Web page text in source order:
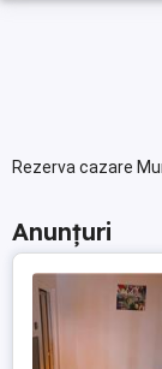
Rezerva cazare
Anunțuri